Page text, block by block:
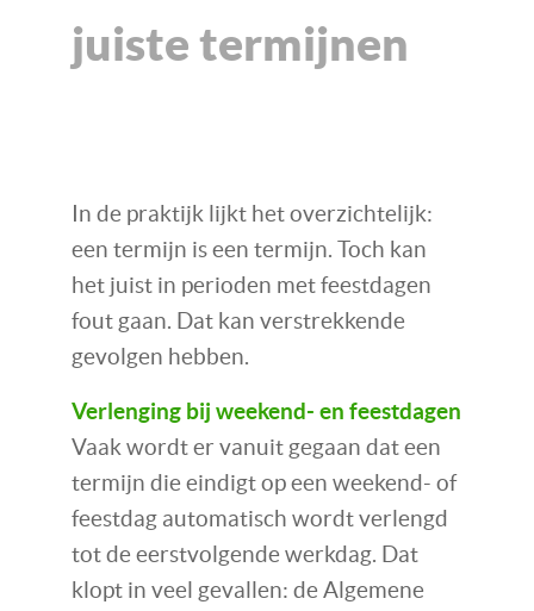
juiste termijnen
In de praktijk lijkt het overzichtelijk:
een termijn is een termijn. Toch kan
het juist in perioden met feestdagen
fout gaan. Dat kan verstrekkende
gevolgen hebben.
Verlenging bij weekend- en feestdagen
Vaak wordt er vanuit gegaan dat een
termijn die eindigt op een weekend- of
feestdag automatisch wordt verlengd
tot de eerstvolgende werkdag. Dat
klopt in veel gevallen: de Algemene